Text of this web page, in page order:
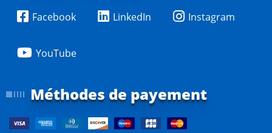
Facebook LinkedIn Instagram
YouTube
Méthodes de payement